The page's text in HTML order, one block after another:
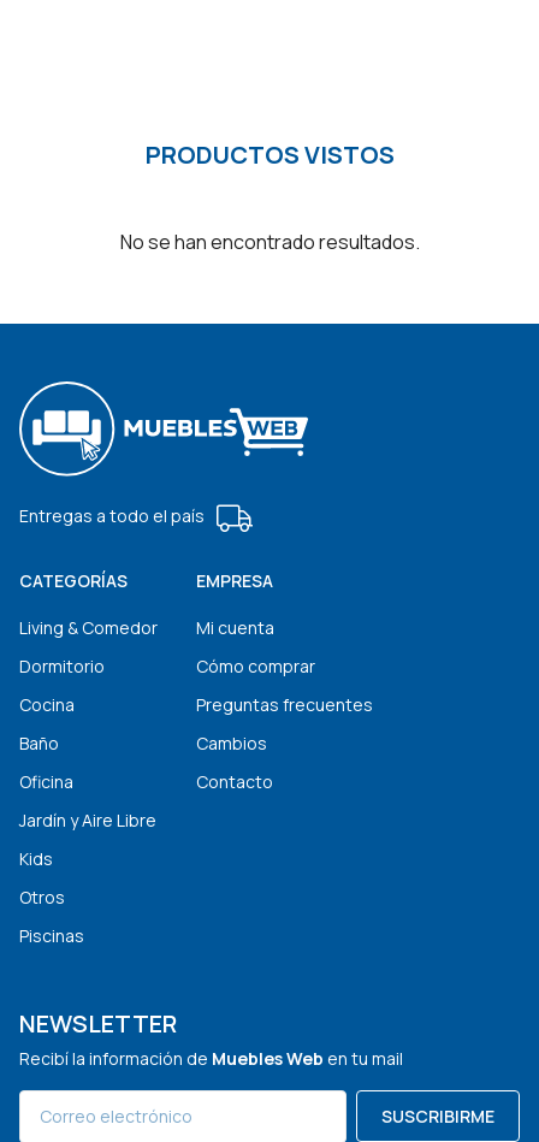
PRODUCTOS VISTOS
No se han encontrado resultados.
Entregas a todo el país
CATEGORÍAS
Living & Comedor
Dormitorio
Cocina
Baño
Oficina
Jardín y Aire Libre
Kids
Otros
Piscinas
EMPRESA
Mi cuenta
Cómo comprar
Preguntas frecuentes
Cambios
Contacto
NEWSLETTER
Recibí la información de Muebles Web en tu mail
SUSCRIBIRME